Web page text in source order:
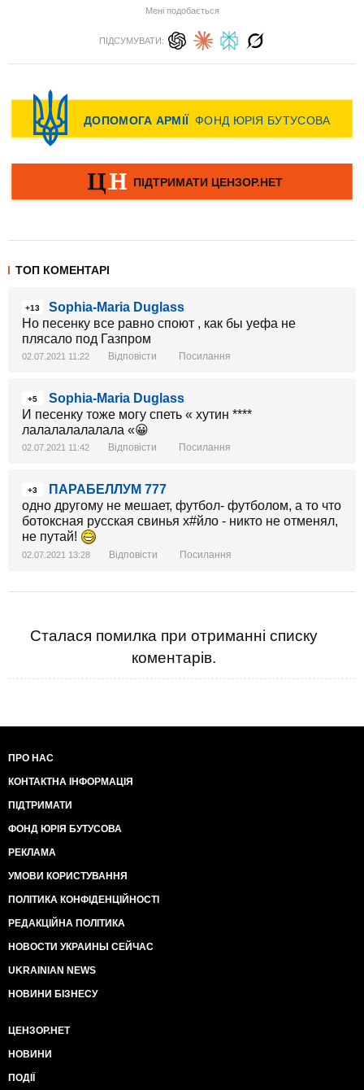
Мені подобається
ПІДСУМУВАТИ:
ТОП КОМЕНТАРІ
+13
Sophia-Maria Duglass
Но песенку все равно споют , как бы уефа не
плясало под Газпром
02.07.2021 11:22 Відповісти Посилання
+5
Sophia-Maria Duglass
И песенку тоже могу спеть « хутин ****
лалалалалалала «😀
02.07.2021 11:42 Відповісти Посилання
+3
ПАРАБЕЛЛУМ 777
одно другому не мешает, футбол- футболом, а то что
ботоксная русская свинья х#йло - никто не отменял,
не путай!
02.07.2021 13:28 Відповісти Посилання
Сталася помилка при отриманні списку
коментарів.
ПРО НАС
КОНТАКТНА ІНФОРМАЦІЯ
ПІДТРИМАТИ
ФОНД ЮРІЯ БУТУСОВА
РЕКЛАМА
УМОВИ КОРИСТУВАННЯ
ПОЛІТИКА КОНФІДЕНЦІЙНОСТІ
РЕДАКЦІЙНА ПОЛІТИКА
НОВОСТИ УКРАИНЫ СЕЙЧАС
UKRAINIAN NEWS
НОВИНИ БІЗНЕСУ
ЦЕНЗОР.НЕТ
НОВИНИ
ПОДІЇ